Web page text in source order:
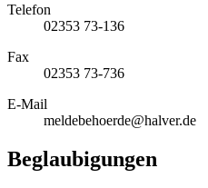
Telefon
02353 73-136
Fax
02353 73-736
E-Mail
meldebehoerde@halver.de
Beglaubigungen